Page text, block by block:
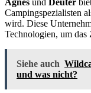
Agnes und Deuter
Campingspezialisten
wird. Diese
Technologien, um das
Siehe auch
und was nicht?